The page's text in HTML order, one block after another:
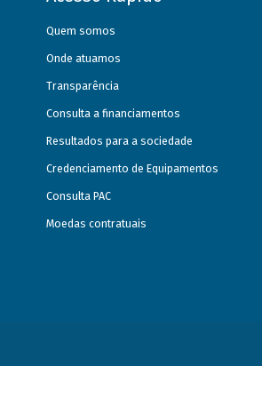
Quem somos
Onde atuamos
Transparência
Consulta a financiamentos
Resultados para a sociedade
Credenciamento de Equipamentos
Consulta PAC
Moedas contratuais